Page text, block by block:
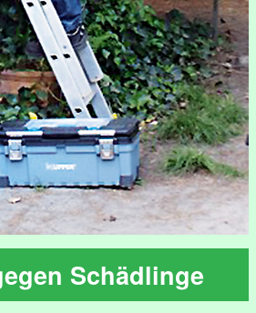
Schädlinge